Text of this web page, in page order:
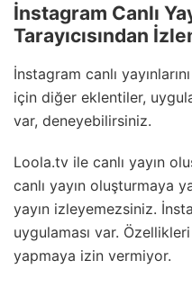
İnstagram Canlı
Tarayıcısından
İnstagram canlı
için diğer eklentiler,
var, deneyebilirsiniz.
Loola.tv ile canlı yayın
canlı yayın oluşturmaya
yayın izleyemezsiniz.
uygulaması var. Özellikleri
yapmaya izin vermiyor.